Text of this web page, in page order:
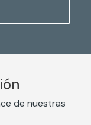
de nuestras